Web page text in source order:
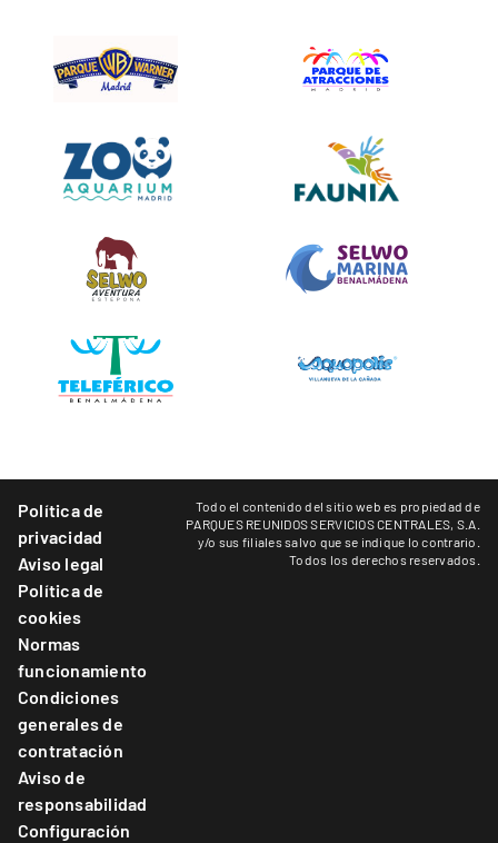
Política de
privacidad
Aviso legal
Política de
cookies
Normas
funcionamiento
Condiciones
generales de
contratación
Aviso de
responsabilidad
Configuración
Todo el contenido del sitio web es propiedad de
PARQUES REUNIDOS SERVICIOS CENTRALES, S.A.
y/o sus filiales salvo que se indique lo contrario.
Todos los derechos reservados.